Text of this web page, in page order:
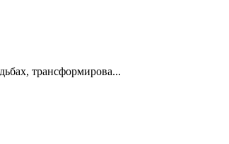
трансформирова...